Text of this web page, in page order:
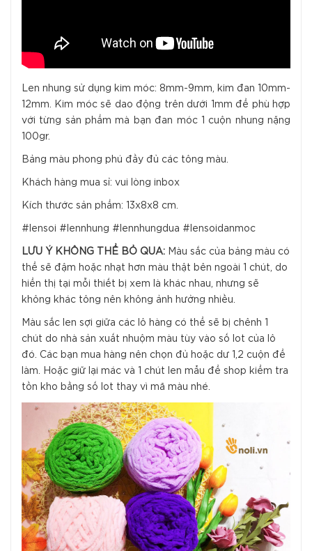
Len nhung sử dụng kim móc: 8mm-9mm, kim đan 10mm-
12mm. Kim móc sẽ dao động trên dưới 1mm để phù hợp
với từng sản phẩm mà bạn đan móc 1 cuộn nhung nặng
100gr.
Bảng màu phong phú đầy đủ các tông màu.
Khách hàng mua sỉ: vui lòng inbox
Kích thước sản phẩm: 13x8x8 cm.
#lensoi #lennhung #lennhungdua #lensoidanmoc
LƯU Ý KHÔNG THỂ BỎ QUA: Màu sắc của bảng màu có
thể sẽ đậm hoặc nhạt hơn màu thật bên ngoài 1 chút, do
hiển thị tại mỗi thiết bị xem là khác nhau, nhưng sẽ
không khác tông nên không ảnh hưởng nhiều.
Màu sắc len sợi giữa các lô hàng có thể sẽ bị chênh 1
chút do nhà sản xuất nhuộm màu tùy vào số lot của lô
đó. Các bạn mua hàng nên chọn đủ hoặc dư 1,2 cuộn để
làm. Hoặc giữ lại mác và 1 chút len mẫu để shop kiểm tra
tồn kho bằng số lot thay vì mã màu nhé.